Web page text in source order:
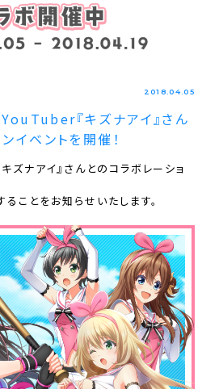
2018.04.05
『キズナアイ』さん
イベントを開催！
ズナアイ』さんとのコラボレーショ
ることをお知らせいたします。